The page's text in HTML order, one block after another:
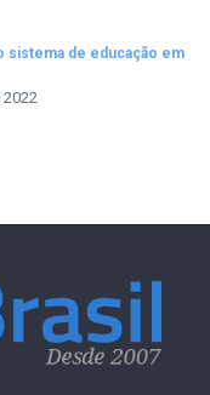
sistema de educação em